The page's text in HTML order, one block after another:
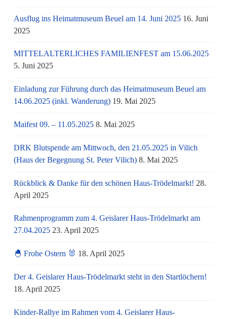
Ausflug ins Heimatmuseum Beuel am 14. Juni 2025 16. Juni
2025
MITTELALTERLICHES FAMILIENFEST am 15.06.2025
5. Juni 2025
Einladung zur Führung durch das Heimatmuseum Beuel am
14.06.2025 (inkl. Wanderung) 19. Mai 2025
Maifest 09. – 11.05.2025 8. Mai 2025
DRK Blutspende am Mittwoch, den 21.05.2025 in Vilich
(Haus der Begegnung St. Peter Vilich) 8. Mai 2025
Rückblick & Danke für den schönen Haus-Trödelmarkt! 28.
April 2025
Rahmenprogramm zum 4. Geislarer Haus-Trödelmarkt am
27.04.2025 23. April 2025
🐣 Frohe Ostern 🐰 18. April 2025
Der 4. Geislarer Haus-Trödelmarkt steht in den Startlöchern!
18. April 2025
Kinder-Rallye im Rahmen vom 4. Geislarer Haus-